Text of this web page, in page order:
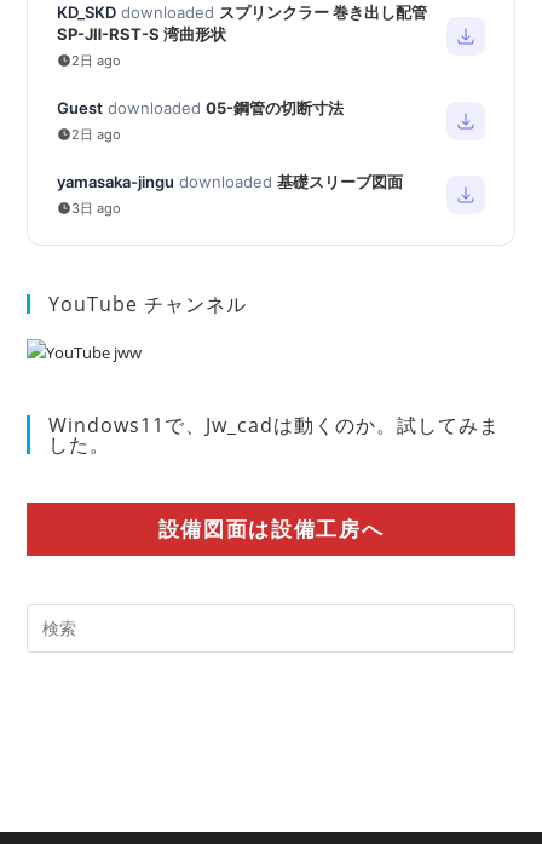
KD_SKD downloaded スプリンクラー 巻き出し配管
SP-JⅡ-RST-S 湾曲形状
2日 ago
Guest downloaded 05-鋼管の切断寸法
2日 ago
yamasaka-jingu downloaded 基礎スリーブ図面
3日 ago
YouTube チャンネル
Windows11で、Jw_cadは動くのか。試してみま
した。
設備図面は設備工房へ